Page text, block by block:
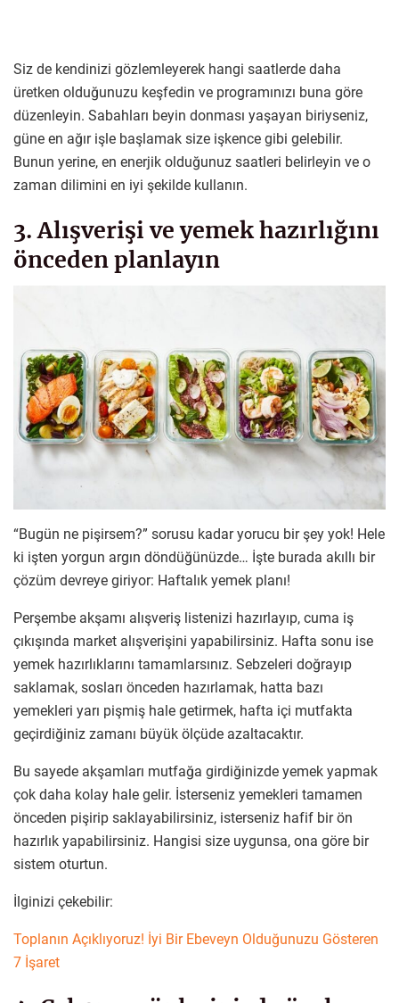
Siz de kendinizi gözlemleyerek hangi saatlerde daha
üretken olduğunuzu keşfedin ve programınızı buna göre
düzenleyin. Sabahları beyin donması yaşayan biriyseniz,
güne en ağır işle başlamak size işkence gibi gelebilir.
Bunun yerine, en enerjik olduğunuz saatleri belirleyin ve o
zaman dilimini en iyi şekilde kullanın.
3. Alışverişi ve yemek hazırlığını
önceden planlayın
“Bugün ne pişirsem?” sorusu kadar yorucu bir şey yok! Hele
ki işten yorgun argın döndüğünüzde… İşte burada akıllı bir
çözüm devreye giriyor: Haftalık yemek planı!
Perşembe akşamı alışveriş listenizi hazırlayıp, cuma iş
çıkışında market alışverişini yapabilirsiniz. Hafta sonu ise
yemek hazırlıklarını tamamlarsınız. Sebzeleri doğrayıp
saklamak, sosları önceden hazırlamak, hatta bazı
yemekleri yarı pişmiş hale getirmek, hafta içi mutfakta
geçirdiğiniz zamanı büyük ölçüde azaltacaktır.
Bu sayede akşamları mutfağa girdiğinizde yemek yapmak
çok daha kolay hale gelir. İsterseniz yemekleri tamamen
önceden pişirip saklayabilirsiniz, isterseniz hafif bir ön
hazırlık yapabilirsiniz. Hangisi size uygunsa, ona göre bir
sistem oturtun.
İlginizi çekebilir:
Toplanın Açıklıyoruz! İyi Bir Ebeveyn Olduğunuzu Gösteren
7 İşaret